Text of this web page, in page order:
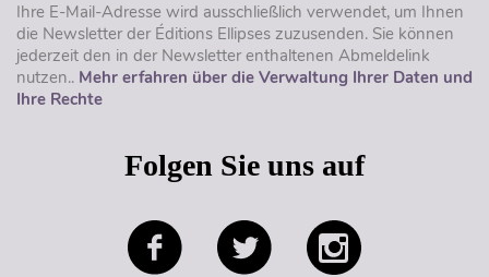
Ihre E-Mail-Adresse wird ausschließlich verwendet, um Ihnen
die Newsletter der Éditions Ellipses zuzusenden. Sie können
jederzeit den in der Newsletter enthaltenen Abmeldelink
nutzen.. Mehr erfahren über die Verwaltung Ihrer Daten und
Ihre Rechte
Folgen Sie uns auf